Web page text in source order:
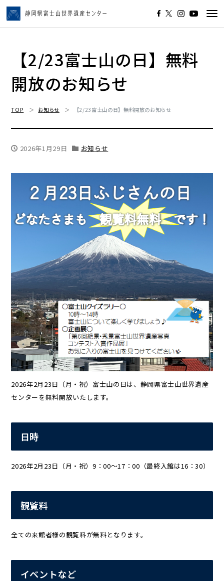
【2/23富士山の日】無料
開放のお知らせ
TOP お知らせ 【2/23富士山の日】無料開放のお知らせ
2026年1月29日 お知らせ
2026年2月23日（月・祝）富士山の日は、静岡県富士山世界遺産
センターを無料開放いたします。
日時
2026年2月23日（月・祝）9：00～17：00（最終入館は16：30）
観覧料
全ての来館者様の観覧料が無料となります。
イベントなど